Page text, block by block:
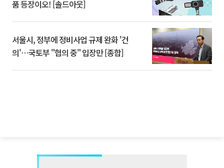
품 등장이오! [솔드아웃]
서울시, 정부에 정비사업 규제 완화 '건
의'⋯국토부 "협의 중" 입장만 [종합]